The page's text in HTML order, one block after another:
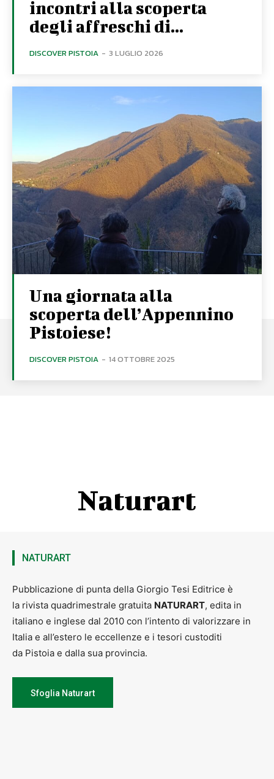
incontri alla scoperta
degli affreschi di...
DISCOVER PISTOIA - 3 LUGLIO 2026
Una giornata alla
scoperta dell’Appennino
Pistoiese!
DISCOVER PISTOIA - 14 OTTOBRE 2025
Naturart
NATURART
Pubblicazione di punta della Giorgio Tesi Editrice è
la rivista quadrimestrale gratuita NATURART, edita in
italiano e inglese dal 2010 con l’intento di valorizzare in
Italia e all’estero le eccellenze e i tesori custoditi
da Pistoia e dalla sua provincia.
Sfoglia Naturart